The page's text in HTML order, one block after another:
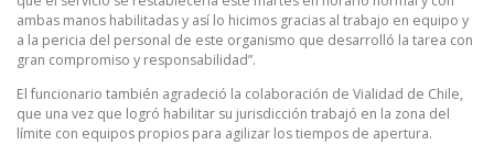
ambas manos habilitadas y así lo hicimos gracias al trabajo en equipo y
a la pericia del personal de este organismo que desarrolló la tarea con
gran compromiso y responsabilidad”.
El funcionario también agradeció la colaboración de Vialidad de Chile,
que una vez que logró habilitar su jurisdicción trabajó en la zona del
límite con equipos propios para agilizar los tiempos de apertura.